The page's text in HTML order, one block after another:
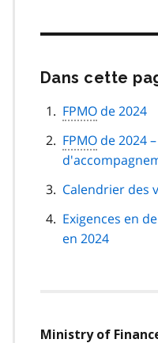
Dans cette
FPMO de 2024
FPMO de 2024
Calendrier des
Exigences en
en 2024
Ministry of